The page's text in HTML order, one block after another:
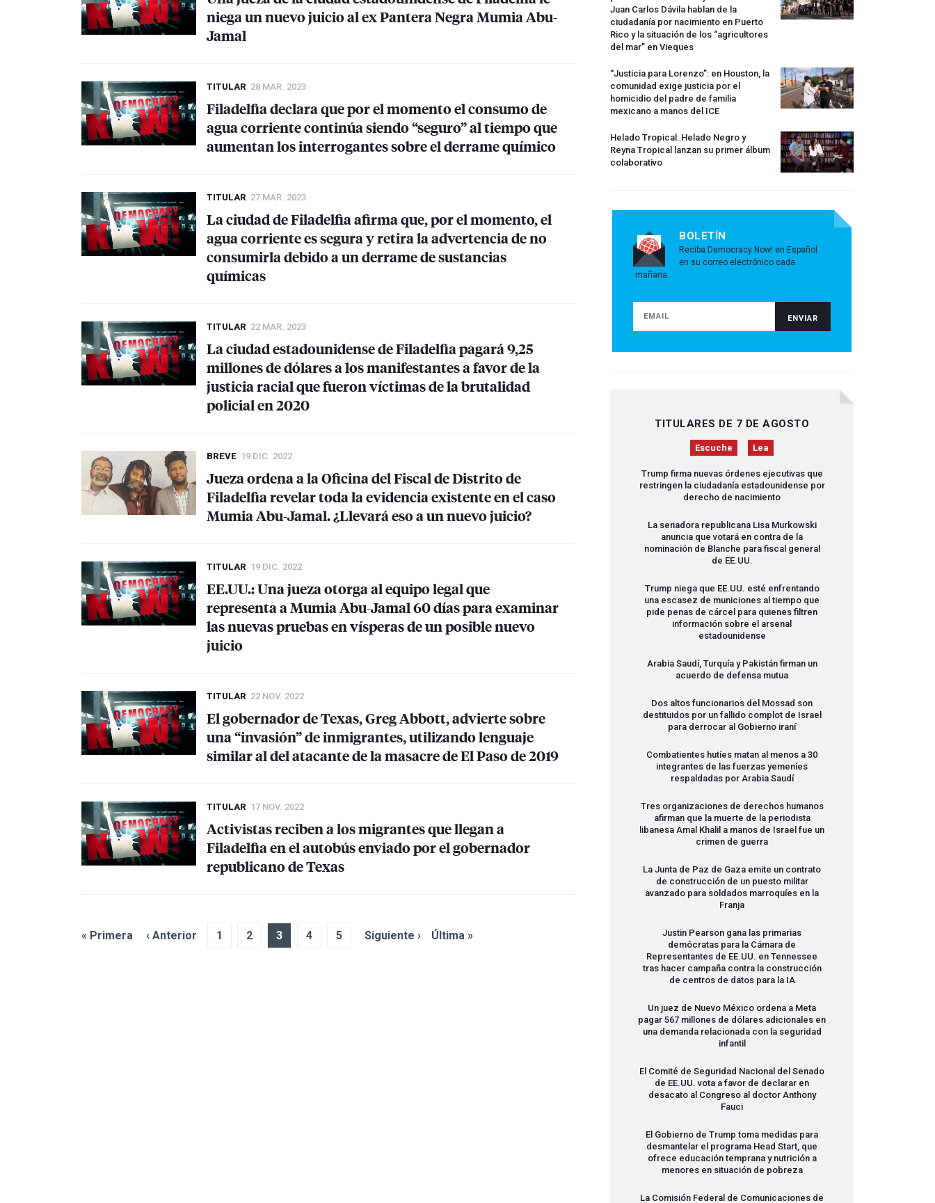
niega un nuevo juicio al ex Pantera Negra Mumia Abu-
Jamal
TITULAR 28 MAR. 2023
Filadelfia declara que por el momento el consumo de
agua corriente continúa siendo “seguro” al tiempo que
aumentan los interrogantes sobre el derrame químico
TITULAR 27 MAR. 2023
La ciudad de Filadelfia afirma que, por el momento, el
agua corriente es segura y retira la advertencia de no
consumirla debido a un derrame de sustancias
químicas
TITULAR 22 MAR. 2023
La ciudad estadounidense de Filadelfia pagará 9,25
millones de dólares a los manifestantes a favor de la
justicia racial que fueron víctimas de la brutalidad
policial en 2020
BREVE 19 DIC. 2022
Jueza ordena a la Oficina del Fiscal de Distrito de
Filadelfia revelar toda la evidencia existente en el caso
Mumia Abu-Jamal. ¿Llevará eso a un nuevo juicio?
TITULAR 19 DIC. 2022
EE.UU.: Una jueza otorga al equipo legal que
representa a Mumia Abu-Jamal 60 días para examinar
las nuevas pruebas en vísperas de un posible nuevo
juicio
TITULAR 22 NOV. 2022
El gobernador de Texas, Greg Abbott, advierte sobre
una “invasión” de inmigrantes, utilizando lenguaje
similar al del atacante de la masacre de El Paso de 2019
TITULAR 17 NOV. 2022
Activistas reciben a los migrantes que llegan a
Filadelfia en el autobús enviado por el gobernador
republicano de Texas
« Primera ‹ Anterior 1 2 3 4 5 Siguiente › Última »
Juan Carlos Dávila hablan de la
ciudadanía por nacimiento en Puerto
Rico y la situación de los “agricultores
del mar” en Vieques
“Justicia para Lorenzo”: en Houston, la
comunidad exige justicia por el
homicidio del padre de familia
mexicano a manos del ICE
Helado Tropical: Helado Negro y
Reyna Tropical lanzan su primer álbum
colaborativo
BOLETÍN
Reciba Democracy Now! en Español
en su correo electrónico cada
mañana.
TITULARES DE 7 DE AGOSTO
Escuche Lea
Trump firma nuevas órdenes ejecutivas que
restringen la ciudadanía estadounidense por
derecho de nacimiento
La senadora republicana Lisa Murkowski
anuncia que votará en contra de la
nominación de Blanche para fiscal general
de EE.UU.
Trump niega que EE.UU. esté enfrentando
una escasez de municiones al tiempo que
pide penas de cárcel para quienes filtren
información sobre el arsenal
estadounidense
Arabia Saudí, Turquía y Pakistán firman un
acuerdo de defensa mutua
Dos altos funcionarios del Mossad son
destituidos por un fallido complot de Israel
para derrocar al Gobierno iraní
Combatientes hutíes matan al menos a 30
integrantes de las fuerzas yemeníes
respaldadas por Arabia Saudí
Tres organizaciones de derechos humanos
afirman que la muerte de la periodista
libanesa Amal Khalil a manos de Israel fue un
crimen de guerra
La Junta de Paz de Gaza emite un contrato
de construcción de un puesto militar
avanzado para soldados marroquíes en la
Franja
Justin Pearson gana las primarias
demócratas para la Cámara de
Representantes de EE.UU. en Tennessee
tras hacer campaña contra la construcción
de centros de datos para la IA
Un juez de Nuevo México ordena a Meta
pagar 567 millones de dólares adicionales en
una demanda relacionada con la seguridad
infantil
El Comité de Seguridad Nacional del Senado
de EE.UU. vota a favor de declarar en
desacato al Congreso al doctor Anthony
Fauci
El Gobierno de Trump toma medidas para
desmantelar el programa Head Start, que
ofrece educación temprana y nutrición a
menores en situación de pobreza
La Comisión Federal de Comunicaciones de